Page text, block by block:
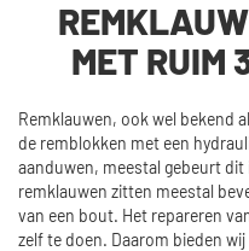
MET RUIM
Remklauwen, ook wel bekend
de remblokken met een
aanduwen, meestal gebeurt dit
remklauwen zitten meestal
van een bout. Het repareren
zelf te doen. Daarom bieden